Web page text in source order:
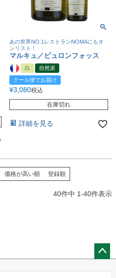
あの世界NO.1レストランNOMAにもオ
ンリスト！
マルキュ／ビュロンフォッス
白
自然派
クール便でお届け
¥3,080税込
在庫切れ
詳細を見る
価格が高い順 登録順
40件中 1-40件表示